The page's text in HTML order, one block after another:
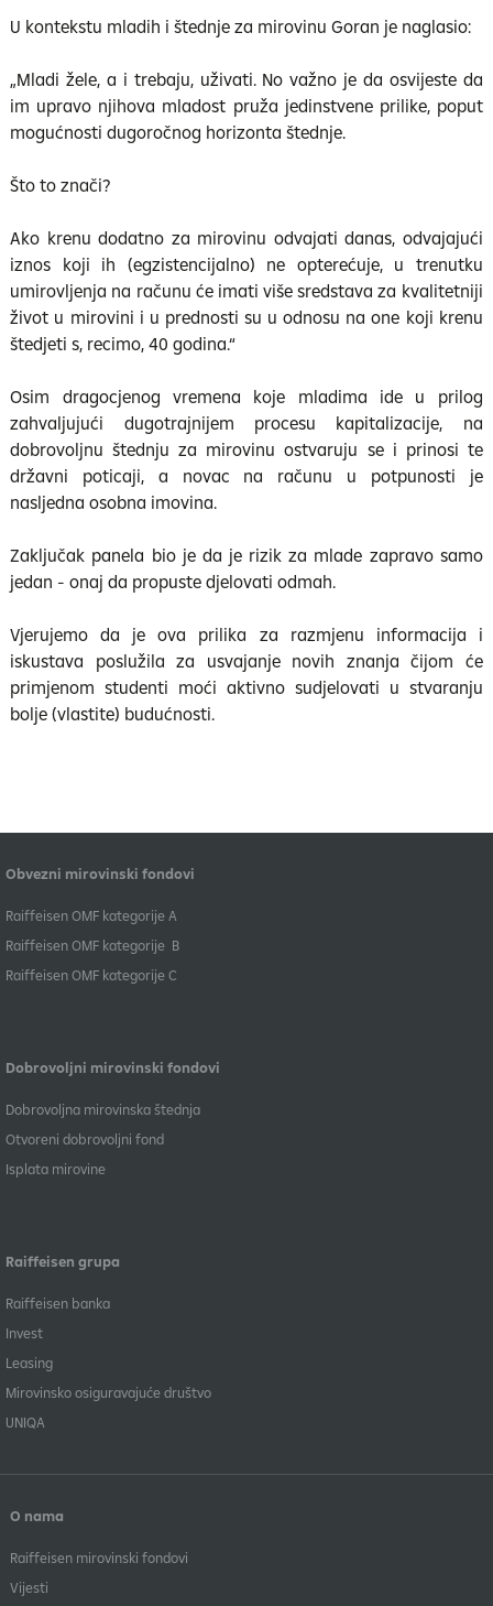
U kontekstu mladih i štednje za mirovinu Goran je naglasio:
„Mladi žele, a i trebaju, uživati. No važno je da osvijeste da
im upravo njihova mladost pruža jedinstvene prilike, poput
mogućnosti dugoročnog horizonta štednje.
Što to znači?
Ako krenu dodatno za mirovinu odvajati danas, odvajajući
iznos koji ih (egzistencijalno) ne opterećuje, u trenutku
umirovljenja na računu će imati više sredstava za kvalitetniji
život u mirovini i u prednosti su u odnosu na one koji krenu
štedjeti s, recimo, 40 godina.“
Osim dragocjenog vremena koje mladima ide u prilog
zahvaljujući dugotrajnijem procesu kapitalizacije, na
dobrovoljnu štednju za mirovinu ostvaruju se i prinosi te
državni poticaji, a novac na računu u potpunosti je
nasljedna osobna imovina.
Zaključak panela bio je da je rizik za mlade zapravo samo
jedan - onaj da propuste djelovati odmah.
Vjerujemo da je ova prilika za razmjenu informacija i
iskustava poslužila za usvajanje novih znanja čijom će
primjenom studenti moći aktivno sudjelovati u stvaranju
bolje (vlastite) budućnosti.
Obvezni mirovinski fondovi
​Raiffeisen OMF kategorije A
Raiffeisen OMF kategorije B
​Raiffeisen OMF kategorije C
Dobrovoljni mirovinski fondovi
Dobrovoljna mirovinska štednja
Otvoreni dobrovoljni fond
Isplata mirovine
Raiffeisen grupa
Raiffeisen banka
Invest
Leasing
Mirovinsko osiguravajuće društvo
UNIQA
O nama
Raiffeisen mirovinski fondovi
Vijesti